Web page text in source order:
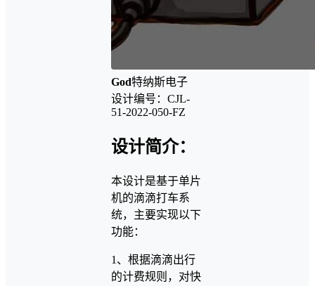
God特纳斯电子
设计编号：CJL-
51-2022-050-FZ
设计简介：
本设计是基于单片
机的滴滴打车系
统，主要实现以下
功能：
1、根据滴滴出行
的计费规则，对快